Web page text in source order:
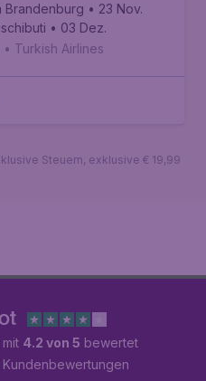
Brandenburg • 23 Nov.
• 03 Dez.
• Turkish Airlines
Steuern, exklusive € 19,99
4.2 von 5 bewertet
Kundenbewertungen